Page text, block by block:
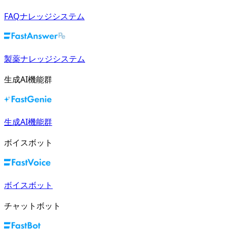
FAQナレッジシステム
製薬ナレッジシステム
生成AI機能群
生成AI機能群
ボイスボット
ボイスボット
チャットボット